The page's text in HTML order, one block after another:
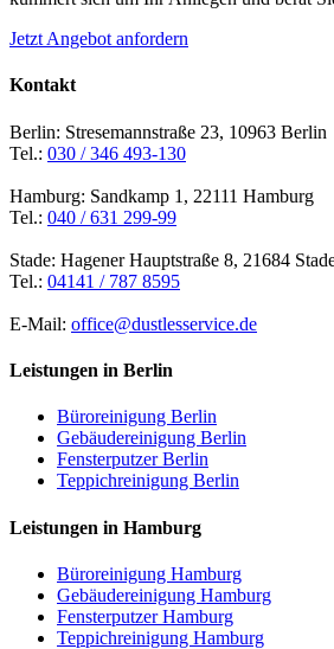
Jetzt Angebot anfordern
Kontakt
Berlin: Stresemannstraße 23, 10963 Berlin
Tel.: 030 / 346 493-130
Hamburg: Sandkamp 1, 22111 Hamburg
Tel.: 040 / 631 299-99
Stade: Hagener Hauptstraße 8, 21684
Tel.: 04141 / 787 8595
E-Mail: office@dustlesservice.de
Leistungen in Berlin
Büroreinigung Berlin
Gebäudereinigung Berlin
Fensterputzer Berlin
Teppichreinigung Berlin
Leistungen in Hamburg
Büroreinigung Hamburg
Gebäudereinigung Hamburg
Fensterputzer Hamburg
Teppichreinigung Hamburg